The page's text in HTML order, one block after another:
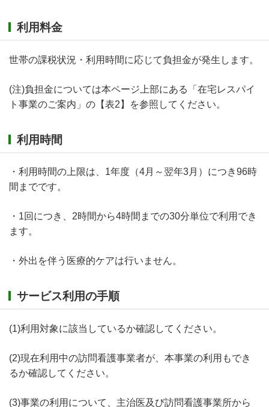
利用料金
世帯の課税状況・利用時間に応じて負担金が発生します。
(注)負担金については本ページ上部にある「在宅レスパイ
ト事業のご案内」の【表2】を参照してください。
利用時間
・利用時間の上限は、1年度（4月～翌年3月）につき96時
間までです。
・1回につき、2時間から4時間までの30分単位で利用でき
ます。
・外出を伴う医療的ケアは行いません。
サービス利用の手順
(1)利用対象に該当しているか確認してください。
(2)現在利用中の訪問看護事業者が、本事業の利用もでき
るか確認してください。
(3)事業の利用について、主治医及び訪問看護事業所から